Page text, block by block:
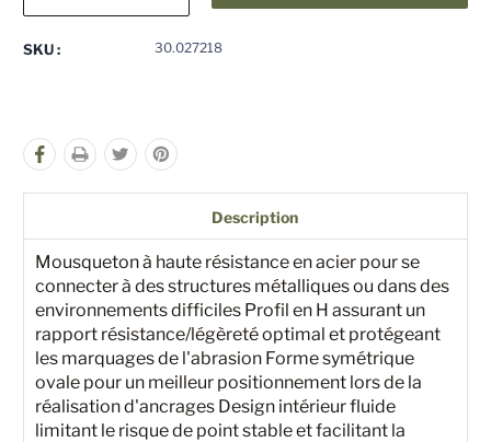
SKU : 30.027218
Description
Mousqueton à haute résistance en acier pour se
connecter à des structures métalliques ou dans des
environnements difficiles Profil en H assurant un
rapport résistance/légèreté optimal et protégeant
les marquages de l'abrasion Forme symétrique
ovale pour un meilleur positionnement lors de la
réalisation d'ancrages Design intérieur fluide
limitant le risque de point stable et facilitant la